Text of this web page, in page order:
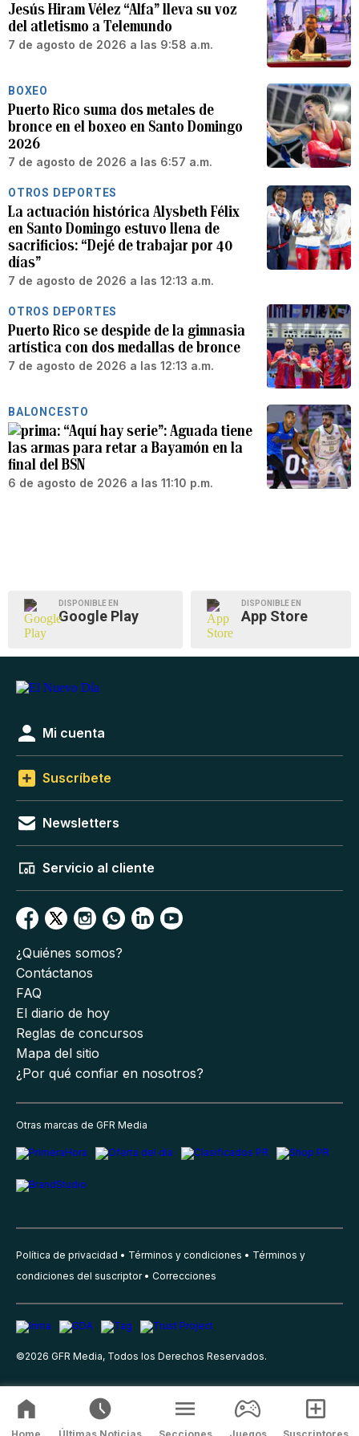
Jesús Hiram Vélez “Alfa” lleva su voz
del atletismo a Telemundo
7 de agosto de 2026 a las 9:58 a.m.
BOXEO
Puerto Rico suma dos metales de
bronce en el boxeo en Santo Domingo
2026
7 de agosto de 2026 a las 6:57 a.m.
OTROS DEPORTES
La actuación histórica Alysbeth Félix
en Santo Domingo estuvo llena de
sacrificios: “Dejé de trabajar por 40
días”
7 de agosto de 2026 a las 12:13 a.m.
OTROS DEPORTES
Puerto Rico se despide de la gimnasia
artística con dos medallas de bronce
7 de agosto de 2026 a las 12:13 a.m.
BALONCESTO
“Aquí hay serie”: Aguada tiene
las armas para retar a Bayamón en la
final del BSN
6 de agosto de 2026 a las 11:10 p.m.
DISPONIBLE EN
Google Play
DISPONIBLE EN
App Store
Mi cuenta
Suscríbete
Newsletters
Servicio al cliente
¿Quiénes somos?
Contáctanos
FAQ
El diario de hoy
Reglas de concursos
Mapa del sitio
¿Por qué confiar en nosotros?
Otras marcas de GFR Media
Política de privacidad Términos y condiciones
Términos y
condiciones del suscriptor
Correcciones
©2026 GFR Media, Todos los Derechos Reservados.